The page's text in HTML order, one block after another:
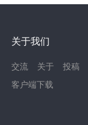
关于我们
交流 关于
投稿
客户端下载